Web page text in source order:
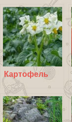
Картофель